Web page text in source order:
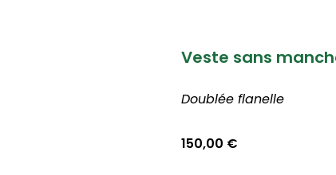
Veste sans
Doublée flanelle
150,00 €